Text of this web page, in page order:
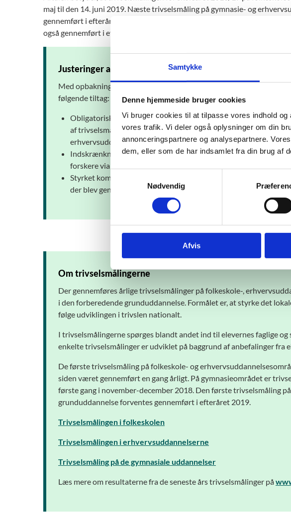
Samtykke
Denne hjemmeside bruger cookies
Vi bruger cookies til at tilpasse vores indhold
vores trafik. Vi deler også oplysninger om din
annonceringspartnere og analysepartnere.
dem, eller som de har indsamlet fra din brug af
y
v
l
g
Nødvendig
Afvis
maj til den 14. juni 2019. Næste trivselsmåling på gymnasie- og
gennemført i efteråret 2019. Den første trivselsmåling på den
også gennemført i efteråret 2019.
Justeringer af de nationale trivselsmålinger
Med opbakning fra forligs- og aftalekredsene på
følgende tiltag:
Obligatorisk anvendelse af Undervisningsministeriets it-system
af trivselsmålingen på folkeskoleområdet og tilsvarende brug af
erhvervsuddannelsesområdet samt den forberedende
Indskrænkning af tredjeparts adgang til data ved, at data kun
forskere via forskerkonti hos Danmarks Statistik.
Styrket kommunikation om formål og anvendelse af
der blev gennemført i 2018, hvor blandt andet alt
Om trivselsmålingerne
Der gennemføres årlige trivselsmålinger på folkeskole-,
i den forberedende grunduddannelse. Formålet er, at styrke det
følge udviklingen i trivslen nationalt.
I trivselsmålingerne spørges blandt andet ind til elevernes faglige
enkelte trivselsmålinger er udviklet på baggrund af anbefalinger fra
De første trivselsmåling på folkeskole- og
siden været gennemført en gang årligt. På gymnasieområdet er
første gang i november-december 2018. Den første trivselsmåling
grunduddannelse forventes gennemført i efteråret 2019.
Trivselsmålingen i folkeskolen
Trivselsmålingen i erhvervsuddannelserne
Trivselsmåling på de gymnasiale uddannelser
Læs mere om resultaterne fra de seneste års trivselsmålinger på